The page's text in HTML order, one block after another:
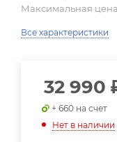
Максимальная цена
Все характеристики
32 990
+ 660 на счет
Нет в наличии